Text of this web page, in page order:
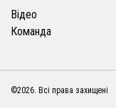
Відео
Команда
©2026. Всі права захищені